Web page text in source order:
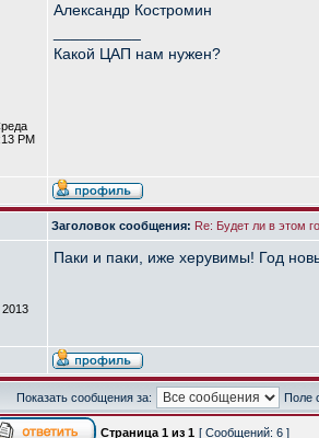
PM
Александр Костромин
Какой ЦАП нам нужен?
Заголовок сообщения: Re: Будет ли в этом
Паки и паки, иже херувимы! Год
Показать сообщения за: Поле
Страница 1 из 1 [ Сообщений: 6 ]